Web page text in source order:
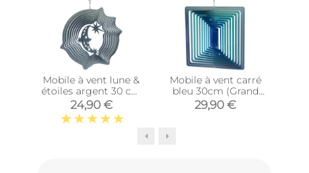
Mobile à vent lune &
étoiles argent 30 cm
(Grand modèle)
24,90 €
Mobile à vent carré
bleu 30cm (Grand
modèle)
29,90 €